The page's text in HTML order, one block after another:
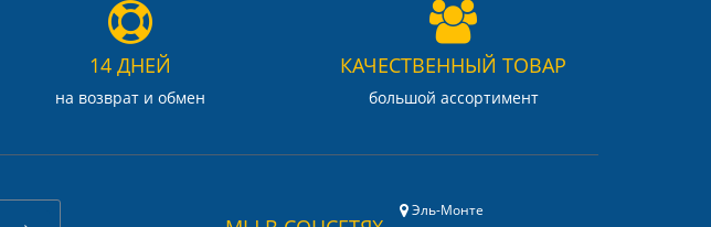
14 ДНЕЙ
на возврат и обмен
КАЧЕСТВЕННЫЙ ТОВАР
большой ассортимент
Эль-Монте